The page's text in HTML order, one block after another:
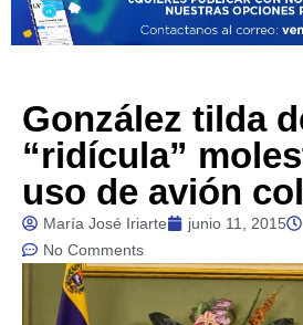
González tilda
“ridícula”
uso de avión
María José Iriarte junio 11, 2015
No Comments